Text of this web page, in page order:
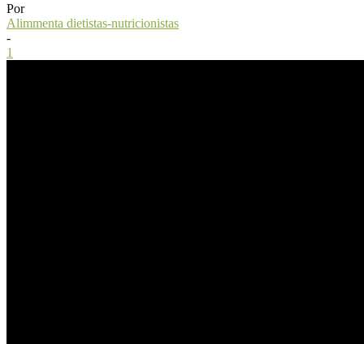
Por
Alimmenta dietistas-nutricionistas
-
1